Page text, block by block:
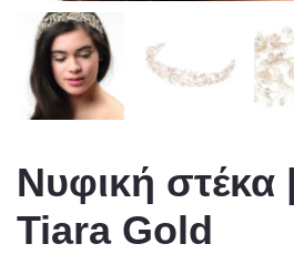
Νυφική στέκα
Tiara Gold